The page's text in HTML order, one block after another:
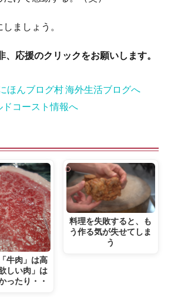
ましょう。
応援のクリックをお願いします。
牛肉」は高
しい肉」は
ったり・・
料理を失敗すると、も
う作る気が失せてしま
う